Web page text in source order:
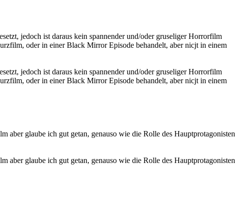
jedoch ist daraus kein spannender und/oder gruseliger Horrorfilm
oder in einer Black Mirror Episode behandelt, aber nicjt in einem
jedoch ist daraus kein spannender und/oder gruseliger Horrorfilm
oder in einer Black Mirror Episode behandelt, aber nicjt in einem
aber glaube ich gut getan, genauso wie die Rolle des Hauptprotagonisten
aber glaube ich gut getan, genauso wie die Rolle des Hauptprotagonisten